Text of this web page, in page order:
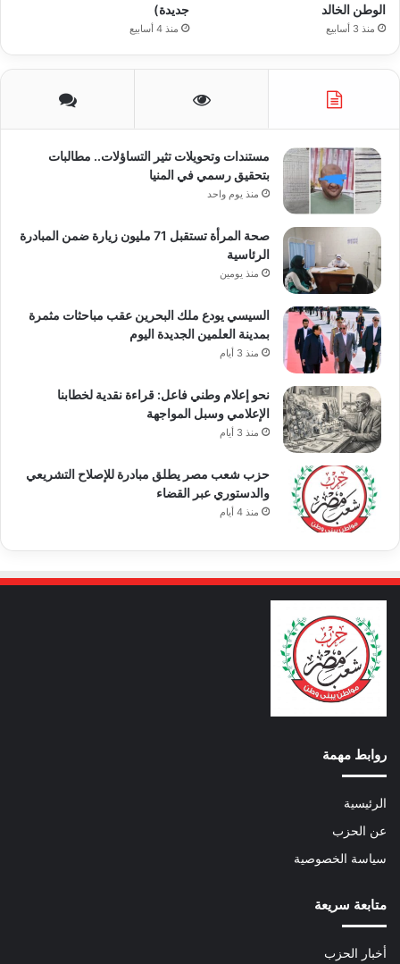
الوطن الخالد
منذ 3 أسابيع
جديدة)
منذ 4 أسابيع
مستندات وتحويلات تثير التساؤلات.. مطالبات
بتحقيق رسمي في المنيا
منذ يوم واحد
صحة المرأة تستقبل 71 مليون زيارة ضمن المبادرة
الرئاسية
منذ يومين
السيسي يودع ملك البحرين عقب مباحثات مثمرة
بمدينة العلمين الجديدة اليوم
منذ 3 أيام
نحو إعلام وطني فاعل: قراءة نقدية لخطابنا
الإعلامي وسبل المواجهة
منذ 3 أيام
حزب شعب مصر يطلق مبادرة للإصلاح التشريعي
والدستوري عبر القضاء
منذ 4 أيام
روابط مهمة
الرئيسية
عن الحزب
سياسة الخصوصية
متابعة سريعة
أخبار الحزب